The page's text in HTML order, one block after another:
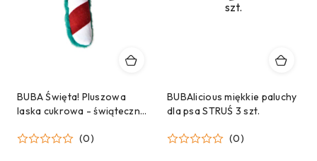
BUBA Święta! Pluszowa
laska cukrowa - świąteczna
(0)
BUBAlicious miękkie paluchy
dla psa STRUŚ 3 szt.
(0)